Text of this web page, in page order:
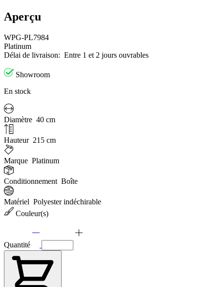
Aperçu
WPG-PL7984
Platinum
Délai de livraison: Entre 1 et 2 jours ouvrables
Showroom
En stock
Diamètre 40 cm
Hauteur 215 cm
Marque Platinum
Conditionnement Boîte
Matériel Polyester indéchirable
Couleur(s)
Quantité